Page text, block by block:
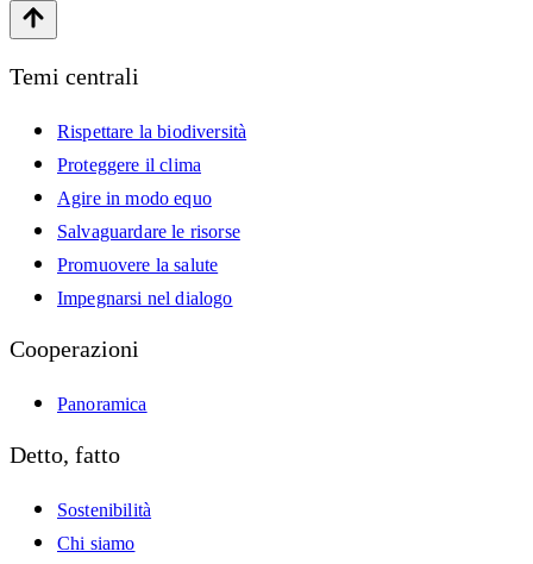
Temi centrali
Rispettare la biodiversità
Proteggere il clima
Agire in modo equo
Salvaguardare le risorse
Promuovere la salute
Impegnarsi nel dialogo
Cooperazioni
Panoramica
Detto, fatto
Sostenibilità
Chi siamo